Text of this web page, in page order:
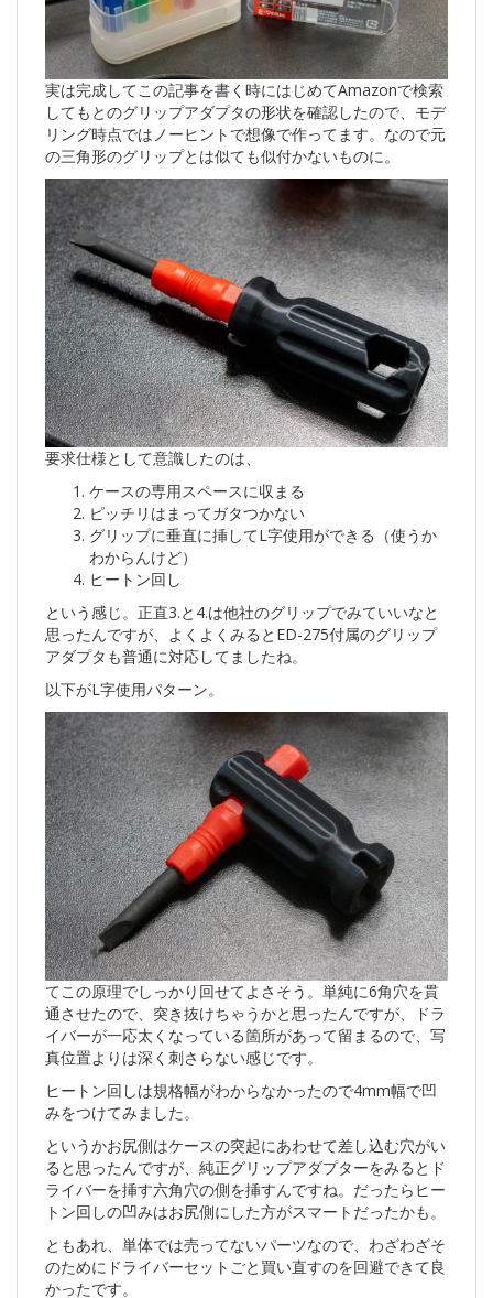
実は完成してこの記事を書く時にはじめてAmazonで検索
してもとのグリップアダプタの形状を確認したので、モデ
リング時点ではノーヒントで想像で作ってます。なので元
の三角形のグリップとは似ても似付かないものに。
要求仕様として意識したのは、
ケースの専用スペースに収まる
ピッチリはまってガタつかない
グリップに垂直に挿してL字使用ができる（使うか
わからんけど）
ヒートン回し
という感じ。正直3.と4.は他社のグリップでみていいなと
思ったんですが、よくよくみるとED-275付属のグリップ
アダプタも普通に対応してましたね。
以下がL字使用パターン。
てこの原理でしっかり回せてよさそう。単純に6角穴を貫
通させたので、突き抜けちゃうかと思ったんですが、ドラ
イバーが一応太くなっている箇所があって留まるので、写
真位置よりは深く刺さらない感じです。
ヒートン回しは規格幅がわからなかったので4mm幅で凹
みをつけてみました。
というかお尻側はケースの突起にあわせて差し込む穴がい
ると思ったんですが、純正グリップアダプターをみるとド
ライバーを挿す六角穴の側を挿すんですね。だったらヒー
トン回しの凹みはお尻側にした方がスマートだったかも。
ともあれ、単体では売ってないパーツなので、わざわざそ
のためにドライバーセットごと買い直すのを回避できて良
かったです。